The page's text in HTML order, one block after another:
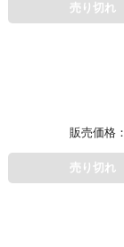
売り切れ
販売価格：
売り切れ